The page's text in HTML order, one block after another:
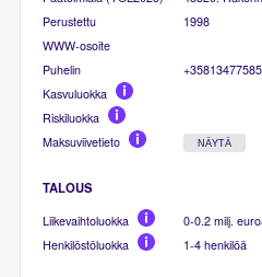
Perustettu
1998
WWW-osoite
Puhelin
+35813477585
Kasvuluokka
Riskiluokka
Maksuviivetieto
NÄYTÄ
TALOUS
Liikevaihtoluokka
0-0.2 milj.
Henkilöstöluokka
1-4 henkilöä